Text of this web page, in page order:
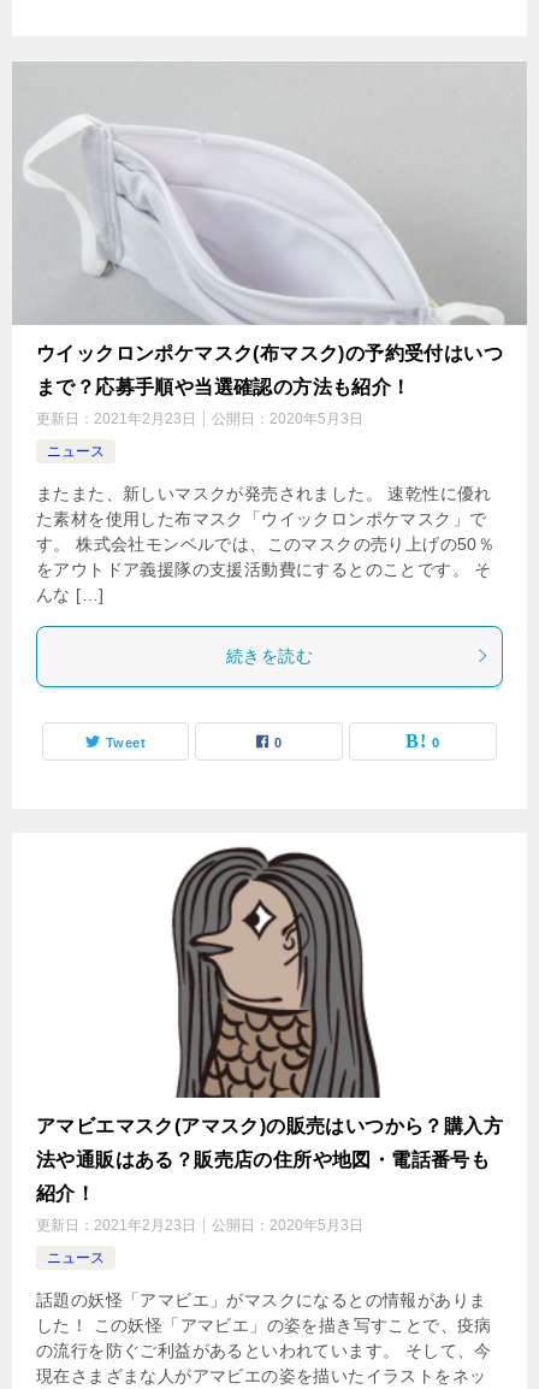
ウイックロンポケマスク(布マスク)の予約受付はいつ
まで？応募手順や当選確認の方法も紹介！
更新日： 2021年2月23日 公開日： 2020年5月3日
ニュース
またまた、新しいマスクが発売されました。 速乾性に優れ
た素材を使用した布マスク「ウイックロンポケマスク」で
す。 株式会社モンベルでは、このマスクの売り上げの50％
をアウトドア義援隊の支援活動費にするとのことです。 そ
んな […]
続きを読む
Tweet 0 0
アマビエマスク(アマスク)の販売はいつから？購入方
法や通販はある？販売店の住所や地図・電話番号も
紹介！
更新日： 2021年2月23日 公開日： 2020年5月3日
ニュース
話題の妖怪「アマビエ」がマスクになるとの情報がありま
した！ この妖怪「アマビエ」の姿を描き写すことで、疫病
の流行を防ぐご利益があるといわれています。 そして、今
現在さまざまな人がアマビエの姿を描いたイラストをネッ